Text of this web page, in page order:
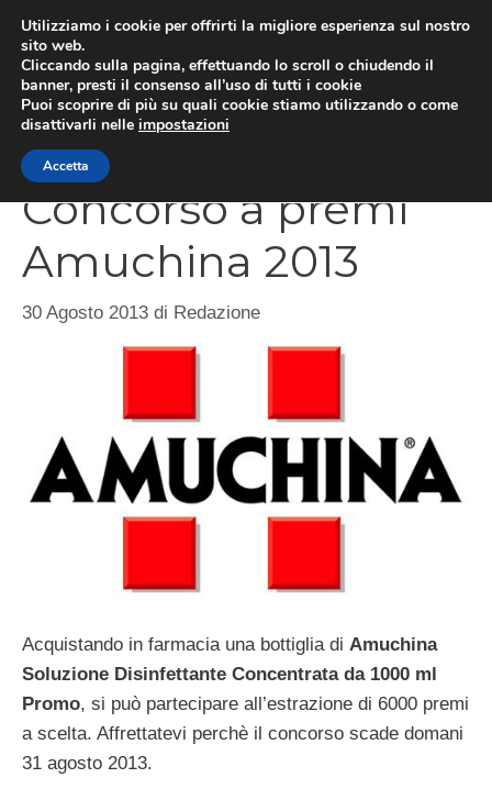
contenuto
Concorso a premi
Amuchina 2013
30 Agosto 2013 di Redazione
Acquistando in farmacia una bottiglia di Amuchina
Soluzione Disinfettante Concentrata da 1000 ml
Promo, si può partecipare all’estrazione di 6000 premi
a scelta. Affrettatevi perchè il concorso scade domani
31 agosto 2013.
Utilizziamo i cookie per offrirti la migliore esperienza sul nostro
sito web.
Cliccando sulla pagina, effettuando lo scroll o chiudendo il
banner, presti il consenso all’uso di tutti i cookie
Puoi scoprire di più su quali cookie stiamo utilizzando o come
disattivarli nelle impostazioni
Accetta